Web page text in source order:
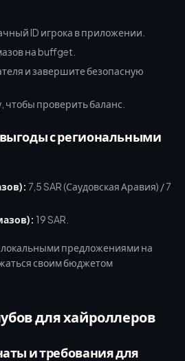
ID игрока в приложении.
на buffget.
и завершите безопасную
чтобы проверить баланс.
с региональными
7,5 SAR (Саудовская Аравия) / 7
19 SAR.
локальными предложениями на
своим бюджетом
для хайроллеров
и требования для